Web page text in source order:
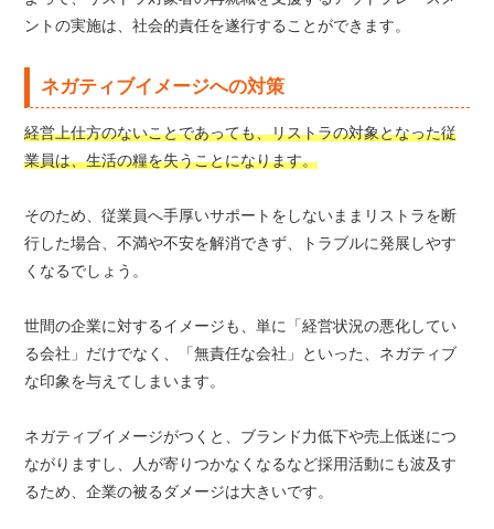
ントの実施は、社会的責任を遂行することができます。
ネガティブイメージへの対策
経営上仕方のないことであっても、リストラの対象となった従
業員は、生活の糧を失うことになります。
そのため、従業員へ手厚いサポートをしないままリストラを断
行した場合、不満や不安を解消できず、トラブルに発展しやす
くなるでしょう。
世間の企業に対するイメージも、単に「経営状況の悪化してい
る会社」だけでなく、「無責任な会社」といった、ネガティブ
な印象を与えてしまいます。
ネガティブイメージがつくと、ブランド力低下や売上低迷につ
ながりますし、人が寄りつかなくなるなど採用活動にも波及す
るため、企業の被るダメージは大きいです。